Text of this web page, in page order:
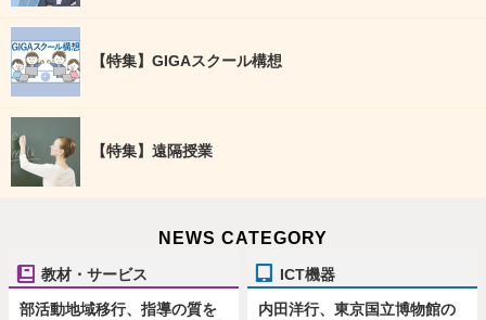
【特集】GIGAスクール構想
【特集】遠隔授業
NEWS CATEGORY
教材・サービス
部活動地域移行、指導の質を
ICT機器
内田洋行、東京国立博物館の